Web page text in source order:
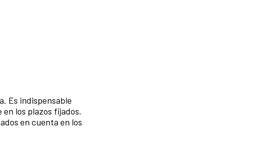
Es indispensable
los plazos fijados.
en cuenta en los